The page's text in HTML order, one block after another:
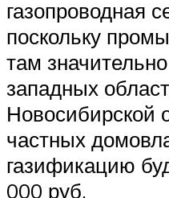
газопроводная
поскольку
там
западных
Новосибирской
частных
газификацию
000 руб.